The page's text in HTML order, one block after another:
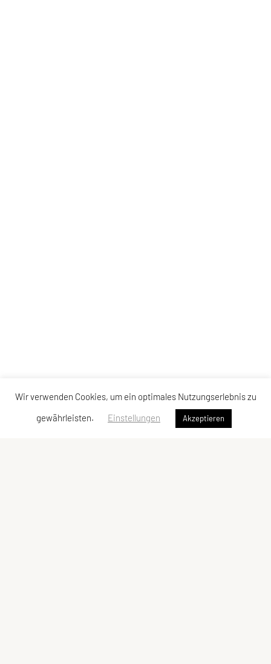
Wir verwenden Cookies, um ein optimales Nutzungserlebnis zu
gewährleisten.
Einstellungen Akzeptieren